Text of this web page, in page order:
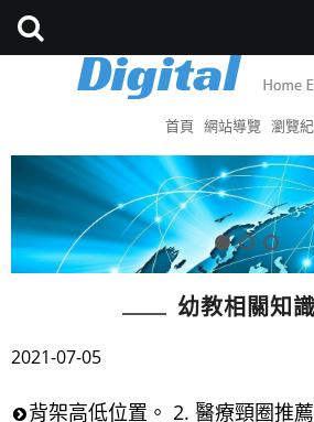
首頁 網站導覽 瀏覽
幼教相關知識
2021-07-05
背架高低位置。 2. 醫療頸圈推